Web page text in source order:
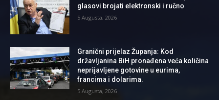
glasovi brojati elektronski i ručno
5 Augusta, 2026
Granični prijelaz Županja: Kod
državljanina BiH pronađena veća količina
neprijavljene gotovine u eurima,
francima i dolarima.
5 Augusta, 2026